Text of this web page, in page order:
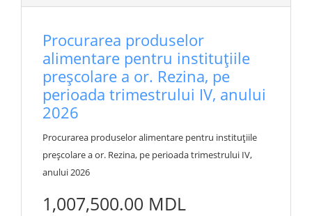
Procurarea produselor
alimentare pentru instituțiile
preșcolare a or. Rezina, pe
perioada trimestrului IV, anului
2026
Procurarea produselor alimentare pentru instituțiile
preșcolare a or. Rezina, pe perioada trimestrului IV,
anului 2026
1,007,500.00 MDL